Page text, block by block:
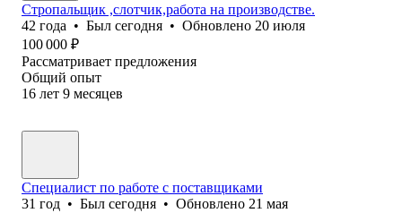
Стропальщик ,слотчик,работа на производстве.
42 года • Был сегодня • Обновлено 20 июля
100 000 ₽
Рассматривает предложения
Общий опыт
16 лет 9 месяцев
Специалист по работе с поставщиками
31 год • Был сегодня • Обновлено 21 мая